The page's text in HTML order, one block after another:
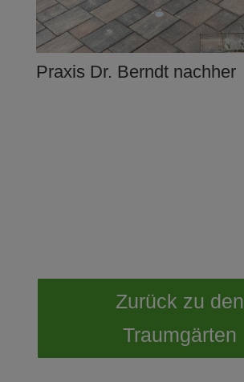
Praxis Dr. Berndt nachher
Zurück zu den
Traumgärten